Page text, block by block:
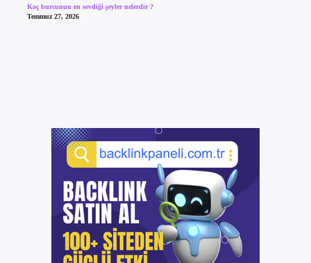
Koç burcunun en sevdiği şeyler nelerdir ?
Temmuz 27, 2026